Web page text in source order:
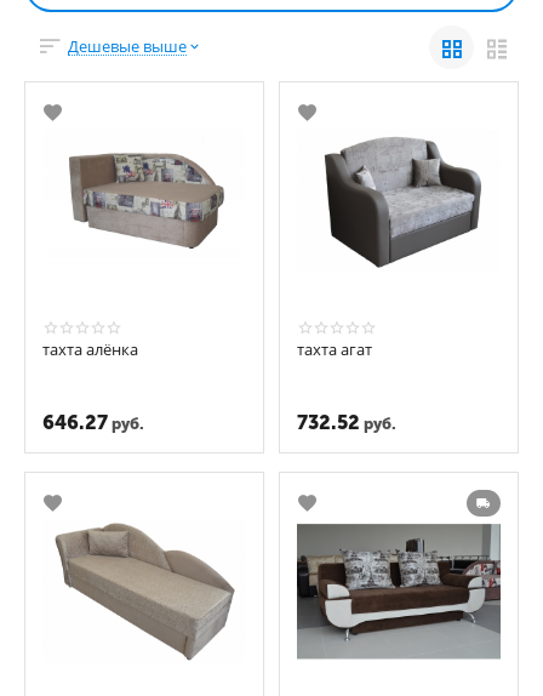
Дешевые выше
тахта алёнка
646.27 руб.
тахта агат
732.52 руб.